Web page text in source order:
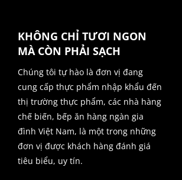
KHÔNG CHỈ TƯƠI NGON
MÀ CÒN PHẢI SẠCH
Chúng tôi tự hào là đơn vị đang
cung cấp thực phẩm nhập khẩu đến
thị trường thực phẩm, các nhà hàng
chế biến, bếp ăn hàng ngàn gia
đình Việt Nam, là một trong những
đơn vị được khách hàng đánh giá
tiêu biểu, uy tín.